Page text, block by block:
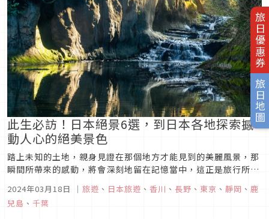
旅日優惠券
旅日地圖
此生必訪！日本絕景6選，到日本各地探索撼
動人心的絕美景色
踏上未知的土地，親身見證在那個地方才能見到的美麗風景，那
瞬間所帶來的感動，將會深刻地留在記憶當中，這正是旅行所帶
一次的6處日本絕景，相信那撼動人心的美景，一定能成為人生
當中難以忘懷的旅行體驗。
2024年03月18日 ｜ 旅遊 、 日本旅遊 、 香川 、 長野 、 東京 、 靜岡 、 鹿
兒島 、 千葉